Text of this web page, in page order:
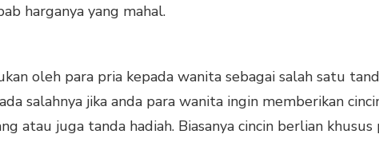
harganya yang mahal.
oleh para pria kepada wanita sebagai salah satu
salahnya jika anda para wanita ingin memberikan
atau juga tanda hadiah. Biasanya cincin berlian